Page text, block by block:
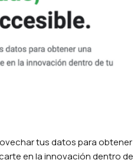
tus datos para obtener
en la innovación dentro de